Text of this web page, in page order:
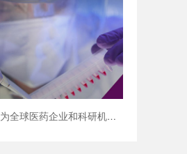
为全球医药企业和科研机构提供专病领域 一站式研发赋能